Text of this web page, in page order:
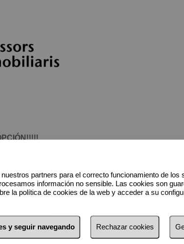
* Apellidos
partners para el correcto funcionamiento de
información no sensible. Las cookies son
la política de cookies de la web y acceder a su
y seguir navegando Rechazar cookies